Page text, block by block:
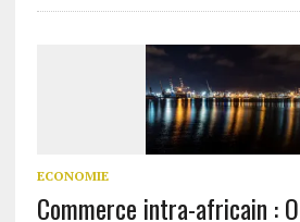
ECONOMIE
Commerce intra-africain :